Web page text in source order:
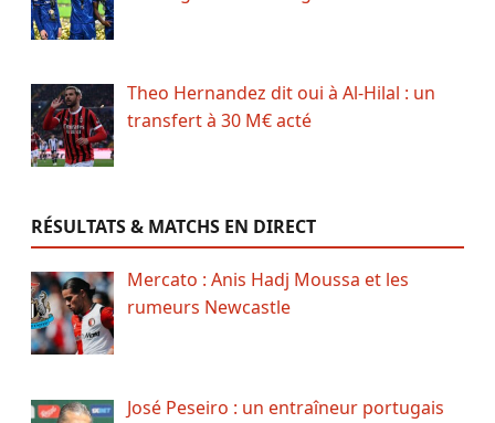
Theo Hernandez dit oui à Al-Hilal : un
transfert à 30 M€ acté
RÉSULTATS & MATCHS EN DIRECT
Mercato : Anis Hadj Moussa et les
rumeurs Newcastle
José Peseiro : un entraîneur portugais